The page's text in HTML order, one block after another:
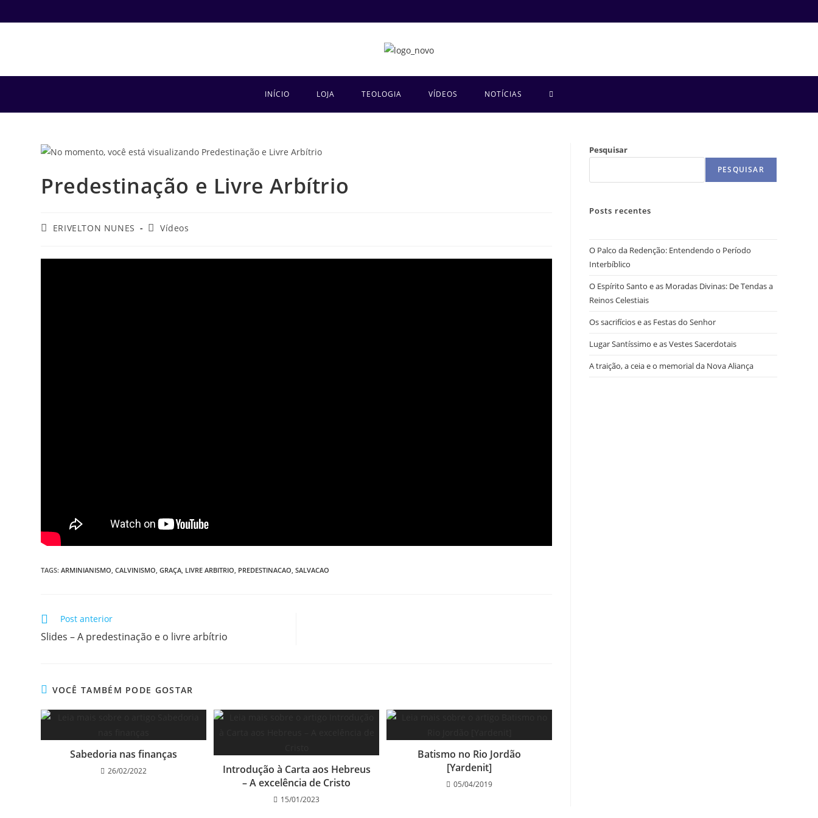
INÍCIO LOJA TEOLOGIA VÍDEOS NOTÍCIAS
Predestinação e Livre Arbítrio
ERIVELTON NUNES Vídeos
TAGS:ARMINIANISMO CALVINISMO GRAÇA LIVRE ARBITRIO PREDESTINACAO SALVACAO
Post anterior
Slides – A predestinação e o livre arbítrio
VOCÊ TAMBÉM PODE GOSTAR
Sabedoria nas finanças
26/02/2022
Introdução à Carta aos Hebreus
– A excelência de Cristo
15/01/2023
Batismo no Rio Jordão
[Yardenit]
05/04/2019
Pesquisar
PESQUISAR
Posts recentes
O Palco da Redenção: Entendendo o Período
Interbíblico
O Espírito Santo e as Moradas Divinas: De Tendas a
Reinos Celestiais
Os sacrifícios e as Festas do Senhor
Lugar Santíssimo e as Vestes Sacerdotais
A traição, a ceia e o memorial da Nova Aliança